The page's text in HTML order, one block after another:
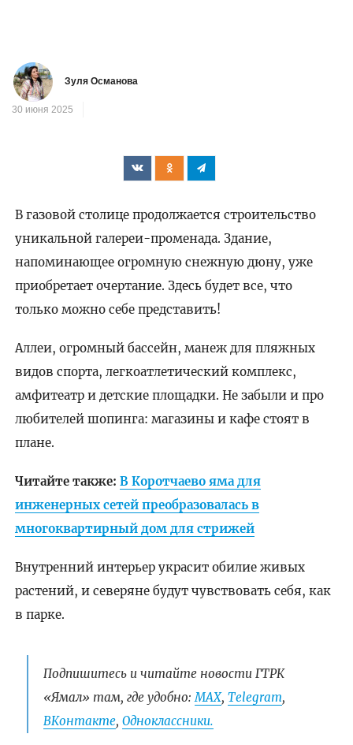
Зуля Османова
30 июня 2025
В газовой столице продолжается строительство
уникальной галереи-променада. Здание,
напоминающее огромную снежную дюну, уже
приобретает очертание. Здесь будет все, что
только можно себе представить!
Аллеи, огромный бассейн, манеж для пляжных
видов спорта, легкоатлетический комплекс,
амфитеатр и детские площадки. Не забыли и про
любителей шопинга: магазины и кафе стоят в
плане.
Читайте также: В Коротчаево яма для
инженерных сетей преобразовалась в
многоквартирный дом для стрижей
Внутренний интерьер украсит обилие живых
растений, и северяне будут чувствовать себя, как
в парке.
Подпишитесь и читайте новости ГТРК
«Ямал» там, где удобно: МАХ, Telegram,
ВКонтакте, Одноклассники.